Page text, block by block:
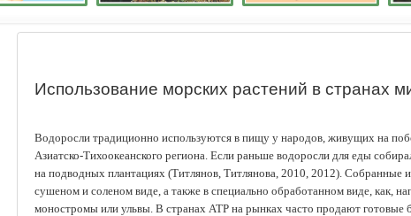
Использование морских растений в странах
Водоросли традиционно используются в пищу у народов, живущих на
Азиатско-Тихоокеанского региона. Если раньше водоросли для еды
на подводных плантациях (Tитлянов, Титлянова, 2010, 2012).
сушеном и соленом виде, а также в специально обработанном виде, как,
моностромы или ульвы. В странах АТР на рынках часто продают